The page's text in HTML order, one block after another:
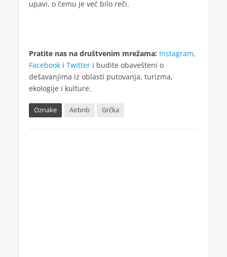
upavi, o čemu je već bilo reči.
Pratite nas na društvenim mrežama: Instagram,
Facebooki Twitteri budite obavešteni o
dešavanjima iz oblasti putovanja, turizma,
ekologije i kulture.
Oznake Airbnb Grčka